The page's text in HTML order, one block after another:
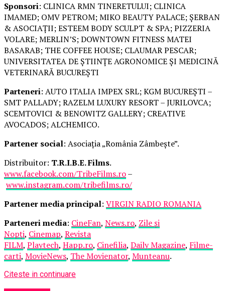
Sponsori: CLINICA RMN TINERETULUI; CLINICA
IMAMED; OMV PETROM; MIKO BEAUTY PALACE; ȘERBAN
& ASOCIAȚII; ESTEEM BODY SCULPT & SPA; PIZZERIA
VOLARE; MERLIN’S; DOWNTOWN FITNESS MATEI
BASARAB; THE COFFEE HOUSE; CLAUMAR PESCAR;
UNIVERSITATEA DE ȘTIINȚE AGRONOMICE ȘI MEDICINĂ
VETERINARĂ BUCUREȘTI
Parteneri: AUTO ITALIA IMPEX SRL; KGM BUCUREȘTI –
SMT PALLADY; RAZELM LUXURY RESORT – JURILOVCA;
SCEMTOVICI & BENOWITZ GALLERY; CREATIVE
AVOCADOS; ALCHEMICO.
Partener social: Asociația „România Zâmbește”.
Distribuitor: T.R.I.B.E. Films.
www.facebook.com/TribeFilms.ro–
www.instagram.com/tribefilms.ro/
Partener media principal: VIRGIN RADIO ROMANIA
Parteneri media: CineFan, News.ro, Zile și
Nopți, Cinemap, Revista
FILM, Playtech, Happ.ro, Cinefilia, Daily Magazine, Filme-
carti, MovieNews, The Movienator, Munteanu.
Citeste in continuare